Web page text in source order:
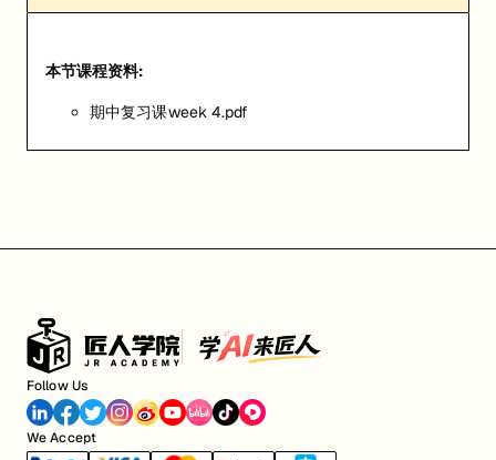
本节课程资料:
期中复习课week 4.pdf
Follow Us
We Accept